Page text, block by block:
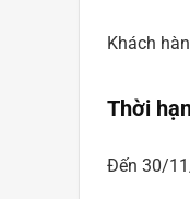
Khách
Thời
Đến 30/